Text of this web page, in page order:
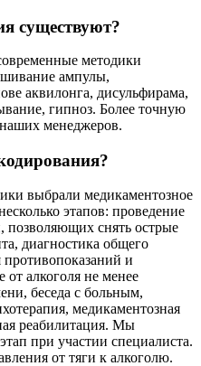
существуют?
методики
ампулы,
аквилонга, дисульфирама,
гипноз. Более точную
менеджеров.
выбрали медикаментозное
этапов: проведение
позволяющих снять острые
диагностика общего
противопоказаний и
от алкоголя не менее
беседа с больным,
медикаментозная
реабилитация. Мы
при участии специалиста.
от тяги к алкоголю.